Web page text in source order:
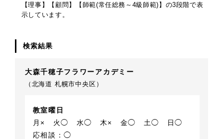
【理事】【顧問】【師範(常任総務～4級師範)】の3段階で表
示しています。
検索結果
大森千穂子フラワーアカデミー
（北海道 札幌市中央区）
教室曜日
月×
火◯ 水◯ 木× 金◯ 土◯
日◯
応相談：◯